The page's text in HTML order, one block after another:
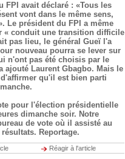
FPI avait déclaré : «Tous les
vont dans le même sens,
Le président du FPI a même
« conduit une transition difficile
pas lieu, le général Gueï l'a
nouveau pourra se lever sur
n'ont pas été choisis par le
ajouté Laurent Gbagbo. Mais le
qu'il est bien parti
pour l'élection présidentielle
dimanche soir. Notre
de vote où il assisté au
Reportage.
Réagir à l'article